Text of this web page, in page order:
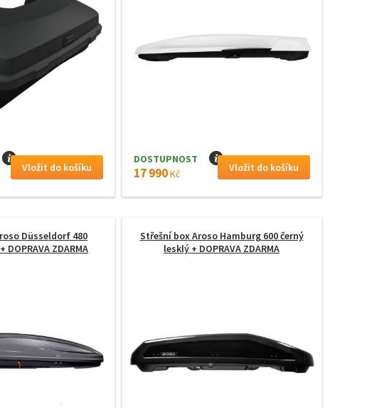
I DOSTUPNOST I
17 990Kč
Düsseldorf 480
+ DOPRAVA ZDARMA
Střešní box Aroso Hamburg 600 černý
lesklý + DOPRAVA ZDARMA